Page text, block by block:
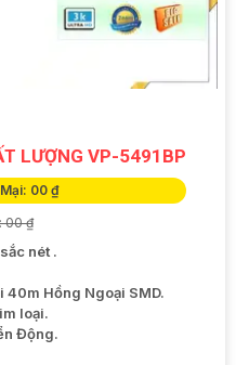
LƯỢNG VP-5491BP
00 ₫
00 ₫
nét .
40m Hồng Ngoại SMD.
loại.
Động.